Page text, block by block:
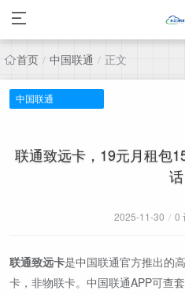
首页 / 中国联通 / 正文
中国联通
联通致远卡，19元月租包
话
2025-11-30 / 0
联通致远卡是中国联通官方推出的
卡，非物联卡。中国联通APP可查